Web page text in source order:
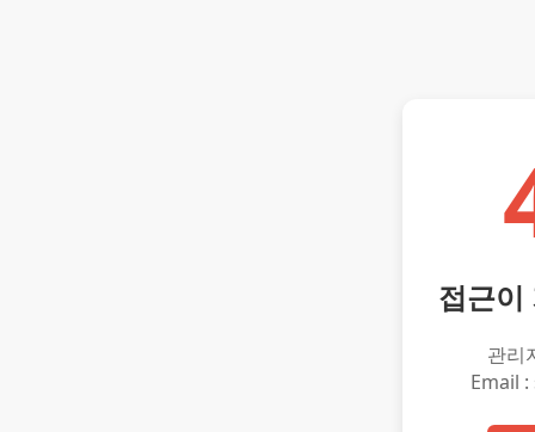
접근이
관리
Email